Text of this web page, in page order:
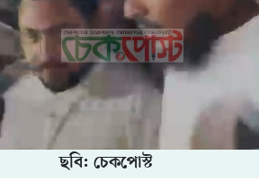
ছবি: চেকপোস্ট